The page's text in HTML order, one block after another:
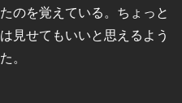
のを覚えている。ちょっと
見せてもいいと思えるよう
。